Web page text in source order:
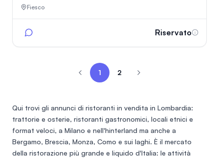
CON LA.PAUSA PRANZO NEL WEEKEND MOLTO
VOLONTEROSI
Fiesco
Riservato
1 2
Qui trovi gli annunci di ristoranti in vendita in Lombardia:
trattorie e osterie, ristoranti gastronomici, locali etnici e
format veloci, a Milano e nell'hinterland ma anche a
Bergamo, Brescia, Monza, Como e sui laghi. È il mercato
della ristorazione più grande e liquido d'Italia: le attività